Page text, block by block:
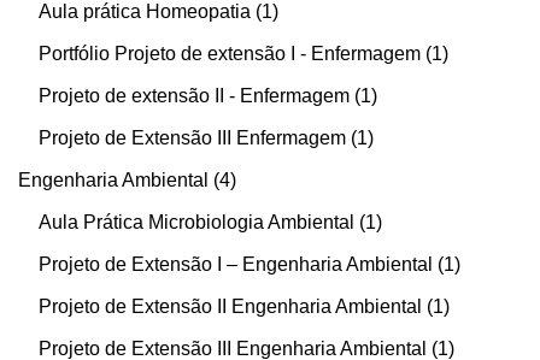
Aula prática Homeopatia 1
Portfólio Projeto de extensão I - Enfermagem 1
Projeto de extensão II - Enfermagem 1
Projeto de Extensão III Enfermagem 1
Engenharia Ambiental 4
Aula Prática Microbiologia Ambiental 1
Projeto de Extensão I – Engenharia Ambiental 1
Projeto de Extensão II Engenharia Ambiental 1
Projeto de Extensão III Engenharia Ambiental 1